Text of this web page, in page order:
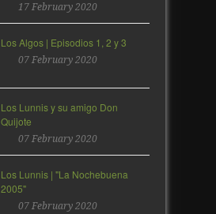
17 February 2020
Los Algos | Episodios 1, 2 y 3
07 February 2020
Los Lunnis y su amigo Don
Quijote
07 February 2020
Los Lunnis | "La Nochebuena
2005"
07 February 2020